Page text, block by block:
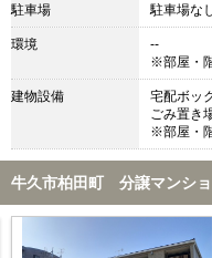
駐車場 駐車場な
環境
--
※部屋・
建物設備
宅配ボッ
ごみ置き
※部屋・
牛久市柏田町 分譲マンシ